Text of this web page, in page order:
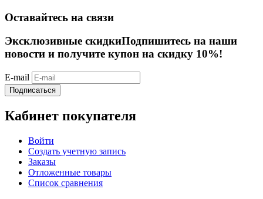
Оставайтесь на связи
Эксклюзивные скидкиПодпишитесь на наши
новости и получите купон на скидку 10%!
E-mail
Подписаться
Кабинет покупателя
Войти
Создать учетную запись
Заказы
Отложенные товары
Список сравнения